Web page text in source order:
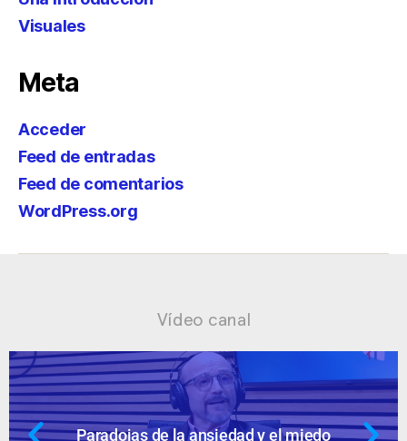
Visuales
Meta
Acceder
Feed de entradas
Feed de comentarios
WordPress.org
Vídeo canal
miedo Ansiedad: supuestos